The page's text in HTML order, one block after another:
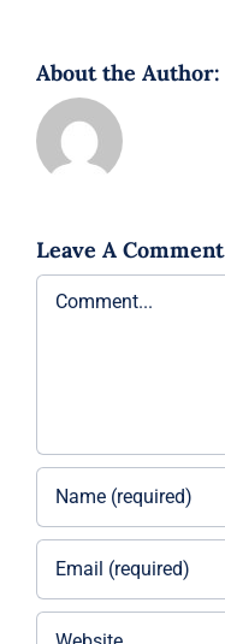
About the Author:
Leave A Comment
Comment